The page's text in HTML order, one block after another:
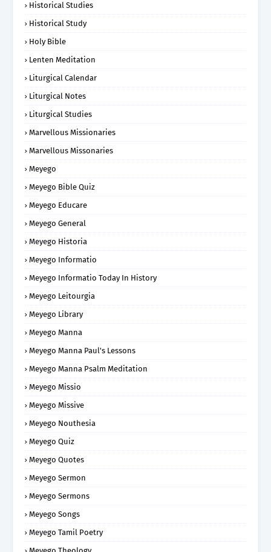
Historical Studies
Historical Study
Holy Bible
Lenten Meditation
Liturgical Calendar
Liturgical Notes
Liturgical Studies
Marvellous Missionaries
Marvellous Missonaries
Meyego
Meyego Bible Quiz
Meyego Educare
Meyego General
Meyego Historia
Meyego Informatio
Meyego Informatio Today In History
Meyego Leitourgia
Meyego Library
Meyego Manna
Meyego Manna Paul's Lessons
Meyego Manna Psalm Meditation
Meyego Missio
Meyego Missive
Meyego Nouthesia
Meyego Quiz
Meyego Quotes
Meyego Sermon
Meyego Sermons
Meyego Songs
Meyego Tamil Poetry